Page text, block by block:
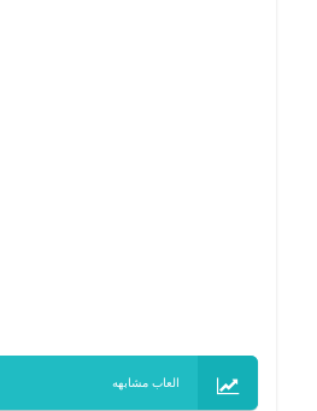
العاب مشابهه